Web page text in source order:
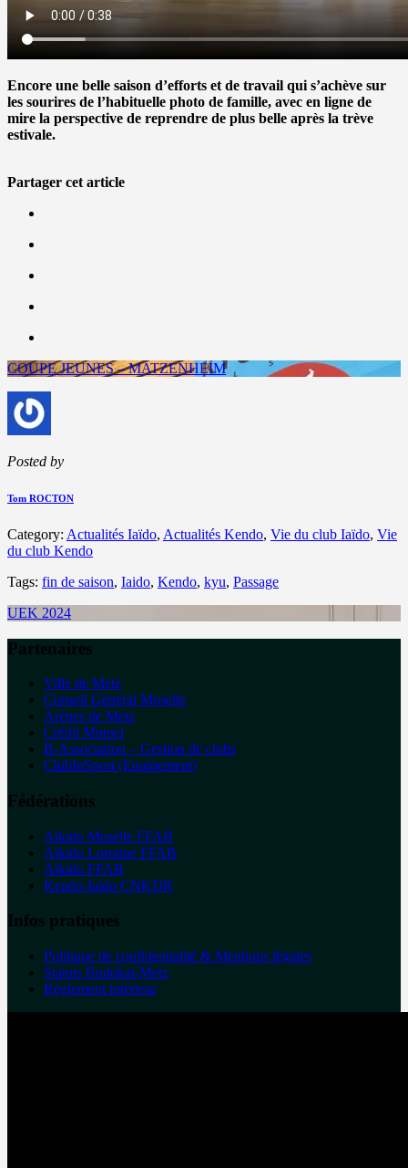
Encore une belle saison d’efforts et de travail qui s’achève sur
les sourires de l’habituelle photo de famille, avec en ligne de
mire la perspective de reprendre de plus belle après la trève
estivale.
Partager cet article
COUPE JEUNES – MATZENHEIM
Posted by
Tom ROCTON
Category: Actualités Iaïdo, Actualités Kendo, Vie du club Iaïdo, Vie
du club Kendo
Tags: fin de saison, Iaido, Kendo, kyu, Passage
UEK 2024
Partenaires
Ville de Metz
Conseil Général Moselle
Arènes de Metz
Crédit Mutuel
B-Association – Gestion de clubs
ClubInSport (Equipement)
Fédérations
Aïkido Moselle FFAB
Aïkido Lorraine FFAB
Aïkido FFAB
Kendo-Iaïdo CNKDR
Infos pratiques
Politique de confidentialité & Mentions légales
Statuts Budokaï-Metz
Règlement intérieur